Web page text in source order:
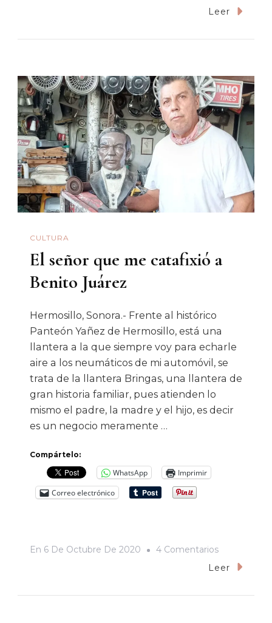
El
Cholonga
Leer
CULTURA
El señor que me catafixió a
Benito Juárez
Hermosillo, Sonora.- Frente al histórico
Panteón Yañez de Hermosillo, está una
llantera a la que siempre voy para echarle
aire a los neumáticos de mi automóvil, se
trata de la llantera Bringas, una llantera de
gran historia familiar, pues atienden lo
mismo el padre, la madre y el hijo, es decir
es un negocio meramente …
Compártelo:
WhatsApp
Imprimir
Correo electrónico
En 6 De Octubre De 2020 4 ComentariosEn
El
Leer